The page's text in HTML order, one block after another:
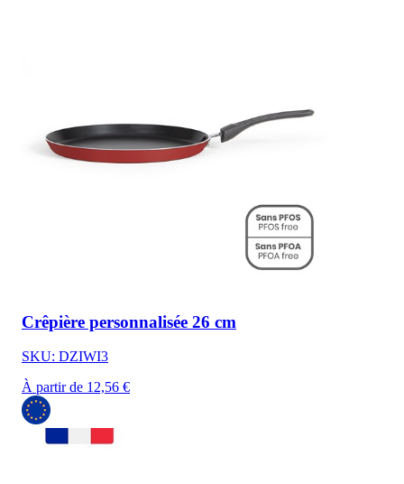
Crêpière personnalisée 26 cm
SKU: DZIWI3
À partir de 12,56 €